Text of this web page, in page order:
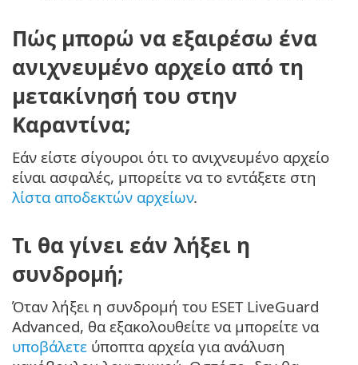
Πώς μπορώ να εξαιρέσω ένα
ανιχνευμένο αρχείο από τη
μετακίνησή του στην
Καραντίνα;
Εάν είστε σίγουροι ότι το ανιχνευμένο αρχείο
είναι ασφαλές, μπορείτε να το εντάξετε στη
λίστα αποδεκτών αρχείων.
Τι θα γίνει εάν λήξει η
συνδρομή;
Όταν λήξει η συνδρομή του ESET LiveGuard
Advanced, θα εξακολουθείτε να μπορείτε να
υποβάλετε ύποπτα αρχεία για ανάλυση